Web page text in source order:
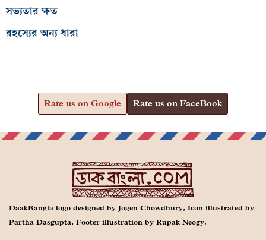
সভ্যতার ক্ষত
রহস্যের অন্য ধারা
Rate us on Google Rate us on FaceBook
DaakBangla logo designed by Jogen Chowdhury, Icon illustrated by
Partha Dasgupta, Footer illustration by Rupak Neogy.